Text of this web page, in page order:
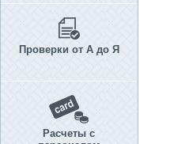
Проверки от А до Я
Расчеты с